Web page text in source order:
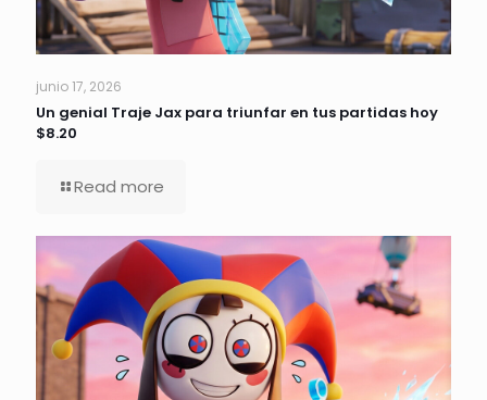
junio 17, 2026
Un genial Traje Jax para triunfar en tus partidas hoy
$8.20
Read more